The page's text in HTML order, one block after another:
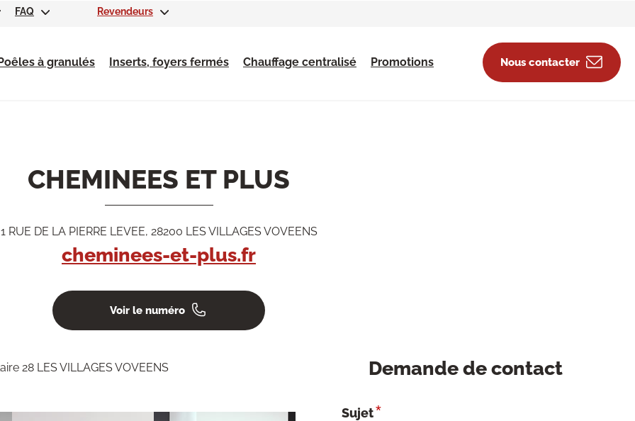
à granulés Inserts, foyers fermés Chauffage centralisé Promotions Nous contacter
FAQ Revendeurs
CHEMINEES ET PLUS
1 RUE DE LA PIERRE LEVEE, 28200 LES VILLAGES VOVEENS
cheminees-et-plus.fr
Voir le numéro
Demande de contact
Sujet*